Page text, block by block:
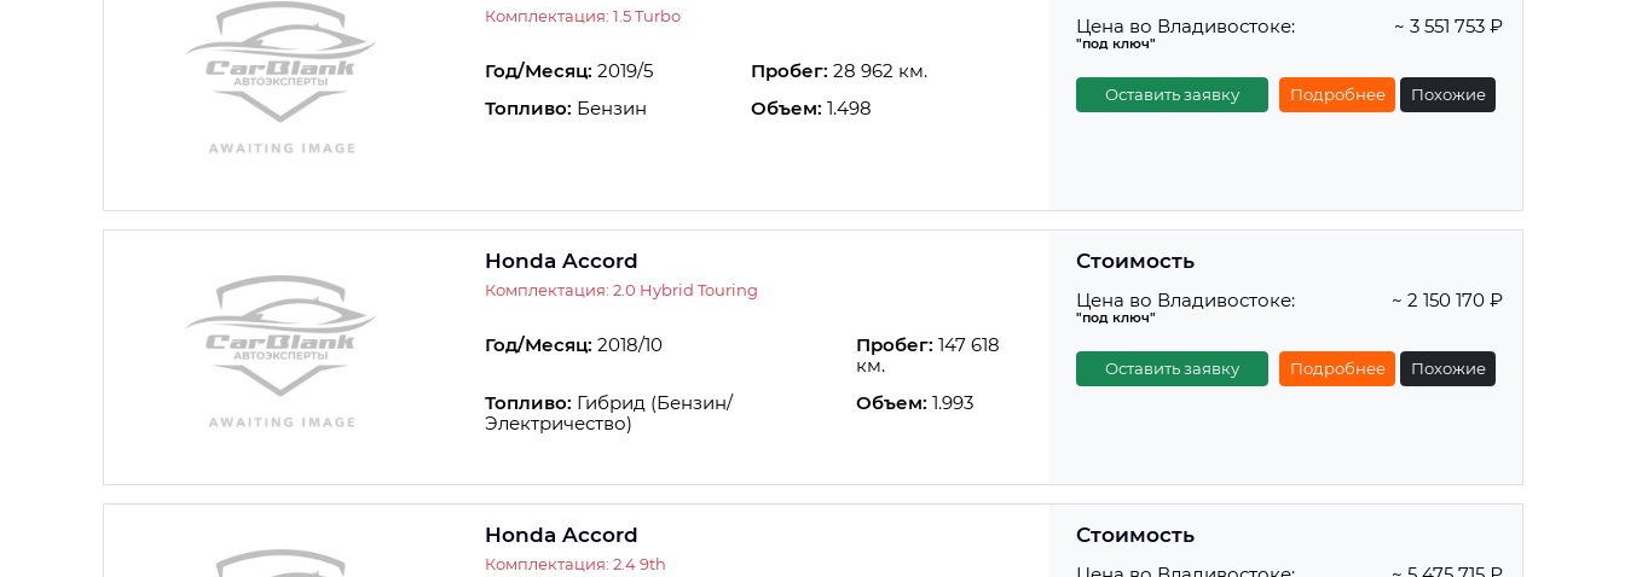
Комплектация: 1.5 Turbo
Год/Месяц: 2019/5 Пробег: 28 962 км.
Топливо: Бензин Объем: 1.498
Цена во Владивостоке:
"под ключ"
~ 3 551 753 ₽
Оставить заявку Подробнее Похожие
Honda Accord
Комплектация: 2.0 Hybrid Touring
Год/Месяц: 2018/10 Пробег: 147 618
км.
Топливо: Гибрид (Бензин/
Электричество)
Объем: 1.993
Стоимость
Цена во Владивостоке:
"под ключ"
~ 2 150 170 ₽
Оставить заявку Подробнее Похожие
Honda Accord
Комплектация: 2.4 9th
Стоимость